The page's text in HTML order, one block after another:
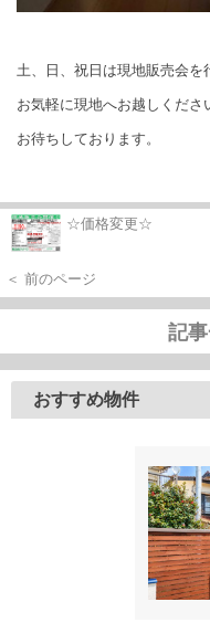
土、日、祝日は現地販売会を
お気軽に現地へお越しくださ
お待ちしております。
☆価格変更☆
＜ 前のページ
記
おすすめ物件